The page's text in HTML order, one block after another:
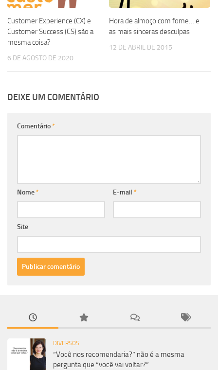
Customer Experience (CX) e
Customer Success (CS) são a
mesma coisa?
6 DE AGOSTO DE 2020
Hora de almoço com fome… e
as mais sinceras desculpas
12 DE ABRIL DE 2015
DEIXE UM COMENTÁRIO
Comentário*
Nome* E-mail *
Site
DIVERSOS
“Você nos recomendaria?” não é a mesma
pergunta que “você vai voltar?”